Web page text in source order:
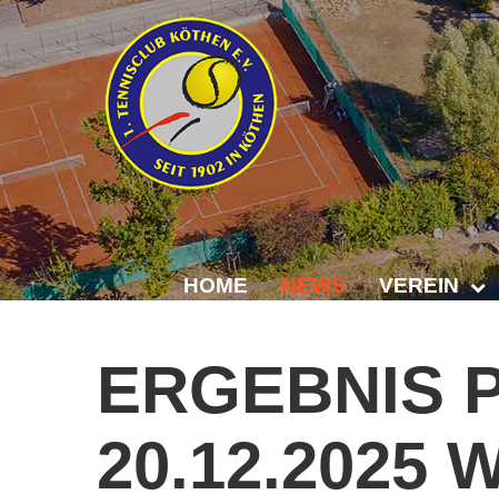
HOME NEWS VEREIN
Das Clubhaus
Die
Mitgliedschaft
ERGEBNIS
20.12.2025